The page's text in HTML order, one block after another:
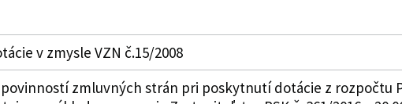
v zmysle VZN č.15/2008
zmluvných strán pri poskytnutí dotácie z rozpočtu